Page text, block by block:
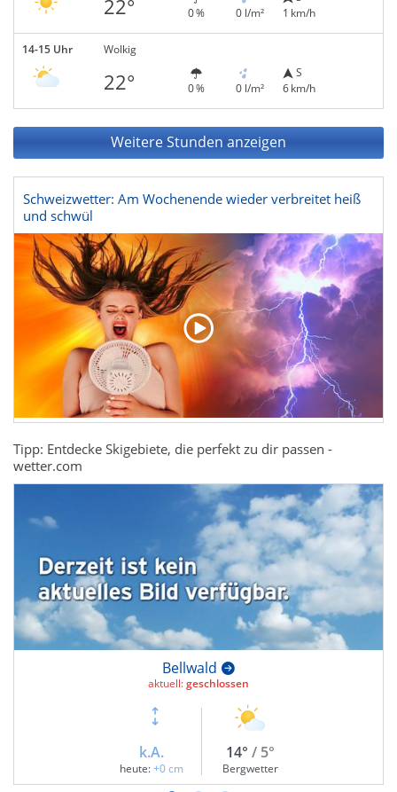
22° 0 % 0 l/m²
1 km/h
14-15 Uhr Wolkig
22° 0 % 0 l/m²
S
6 km/h
Weitere Stunden anzeigen
Schweizwetter: Am Wochenende wieder verbreitet heiß
und schwül
Tipp: Entdecke Skigebiete, die perfekt zu dir passen -
wetter.com
Bellwald
aktuell:geschlossen
k.A.
heute: +0 cm
14° / 5°
Bergwetter